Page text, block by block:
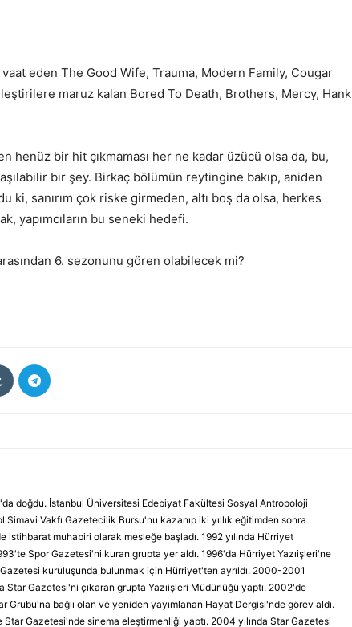
eden The Good Wife, Trauma, Modern Family, Cougar
maruz kalan Bored To Death, Brothers, Mercy, Hank
henüz bir hit çıkmaması her ne kadar üzücü olsa da, bu,
bir şey. Birkaç bölümün reytingine bakıp, aniden
ki, sanırım çok riske girmeden, altı boş da olsa, herkes
yapımcıların bu seneki hedefi.
6. sezonunu gören olabilecek mi?
doğdu. İstanbul Üniversitesi Edebiyat Fakültesi Sosyal Antropoloji
Simavi Vakfı Gazetecilik Bursu'nu kazanıp iki yıllık eğitimden sonra
istihbarat muhabiri olarak mesleğe başladı. 1992 yılında Hürriyet
Spor Gazetesi'ni kuran grupta yer aldı. 1996'da Hürriyet Yazıişleri'ne
kuruluşunda bulunmak için Hürriyet'ten ayrıldı. 2000-2001
Star Gazetesi'ni çıkaran grupta Yazıişleri Müdürlüğü yaptı. 2002'de
Grubu'na bağlı olan ve yeniden yayımlanan Hayat Dergisi'nde görev aldı.
Gazetesi'nde sinema eleştirmenliği yaptı. 2004 yılında Star Gazetesi